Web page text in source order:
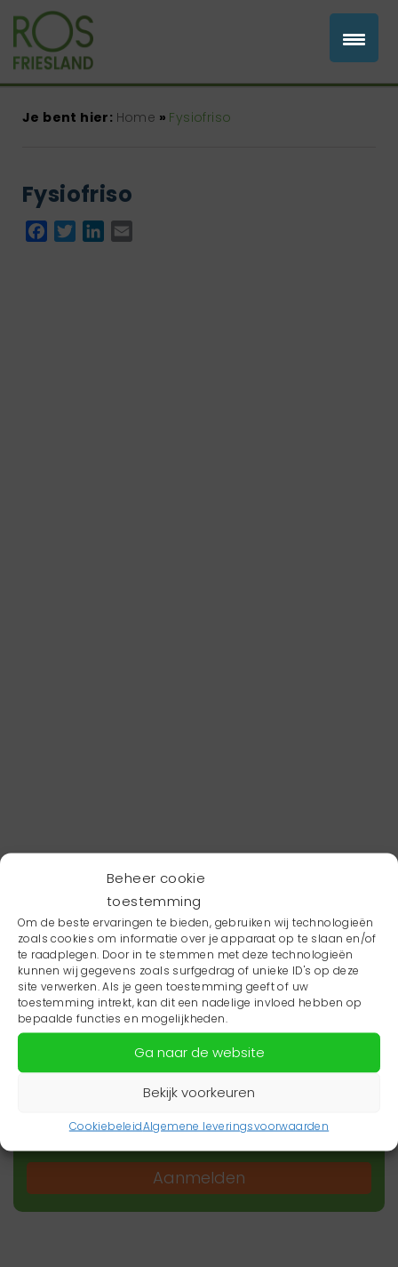
Beheer cookie
toestemming
Om de beste ervaringen te bieden, gebruiken wij technologieën
zoals cookies om informatie over je apparaat op te slaan en/of
te raadplegen. Door in te stemmen met deze technologieën
kunnen wij gegevens zoals surfgedrag of unieke ID's op deze
site verwerken. Als je geen toestemming geeft of uw
toestemming intrekt, kan dit een nadelige invloed hebben op
bepaalde functies en mogelijkheden.
Ga naar de website
Bekijk voorkeuren
CookiebeleidAlgemene leveringsvoorwaarden
Je bent hier: Home » Fysiofriso
Fysiofriso
Facebook
TwitterLinkedIn
Wil je niets missen?
Wil je op de hoogte blijven van het laatste
zorgnieuws in jouw regio? Schrijf je dan in voor
onze nieuwsbrief.
Aanmelden